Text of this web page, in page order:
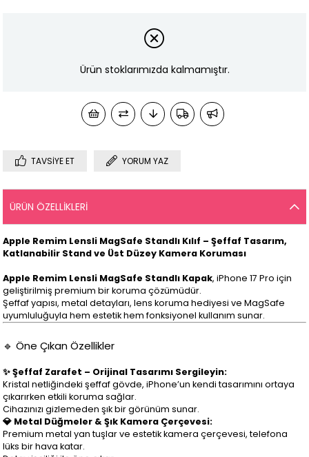
Ürün stoklarımızda kalmamıştır.
TAVSIYE ET YORUM YAZ
ÜRÜN ÖZELLIKLERI
Apple Remim Lensli MagSafe Standlı Kılıf – Şeffaf Tasarım,
Katlanabilir Stand ve Üst Düzey Kamera Koruması
Apple Remim Lensli MagSafe Standlı Kapak, iPhone 17 Pro için
geliştirilmiş premium bir koruma çözümüdür.
Şeffaf yapısı, metal detayları, lens koruma hediyesi ve MagSafe
uyumluluğuyla hem estetik hem fonksiyonel kullanım sunar.
🔹 Öne Çıkan Özellikler
✨ Şeffaf Zarafet – Orijinal Tasarımı Sergileyin:
Kristal netliğindeki şeffaf gövde, iPhone’un kendi tasarımını ortaya
çıkarırken etkili koruma sağlar.
Cihazınızı gizlemeden şık bir görünüm sunar.
💎 Metal Düğmeler & Şık Kamera Çerçevesi:
Premium metal yan tuşlar ve estetik kamera çerçevesi, telefona
lüks bir hava katar.